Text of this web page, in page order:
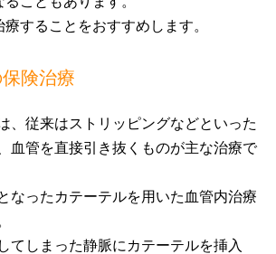
することをおすすめします。
険治療
、従来はストリッピングなどといった
血管を直接引き抜くものが主な治療で
なったカテーテルを用いた血管内治療
てしまった静脈にカテーテルを挿入